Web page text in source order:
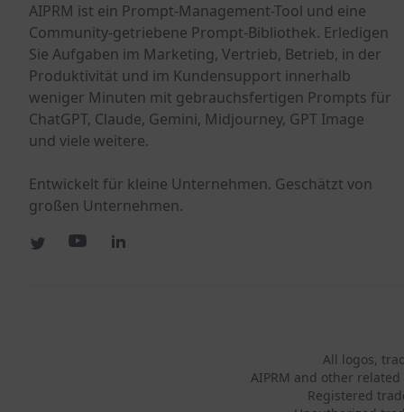
AIPRM ist ein Prompt-Management-Tool und eine
Community-getriebene Prompt-Bibliothek. Erledigen
Sie Aufgaben im Marketing, Vertrieb, Betrieb, in der
Produktivität und im Kundensupport innerhalb
weniger Minuten mit gebrauchsfertigen Prompts für
ChatGPT, Claude, Gemini, Midjourney, GPT Image
und viele weitere.
Entwickelt für kleine Unternehmen. Geschätzt von
großen Unternehmen.
All logos,
AIPRM and other
Registered